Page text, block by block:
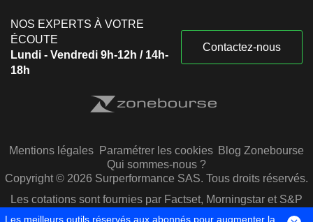
NOS EXPERTS À VOTRE
ÉCOUTE
Lundi - Vendredi 9h-12h / 14h-
18h
Contactez-nous
Mentions légales Paramétrer les cookies Blog Zonebourse
Qui sommes-nous ?
Copyright © 2026 Surperformance SAS. Tous droits réservés.
Les cotations sont fournies par Factset, Morningstar et S&P
Capital IQ
Les meilleurs outils réservés aux abonnés pour augmenter la